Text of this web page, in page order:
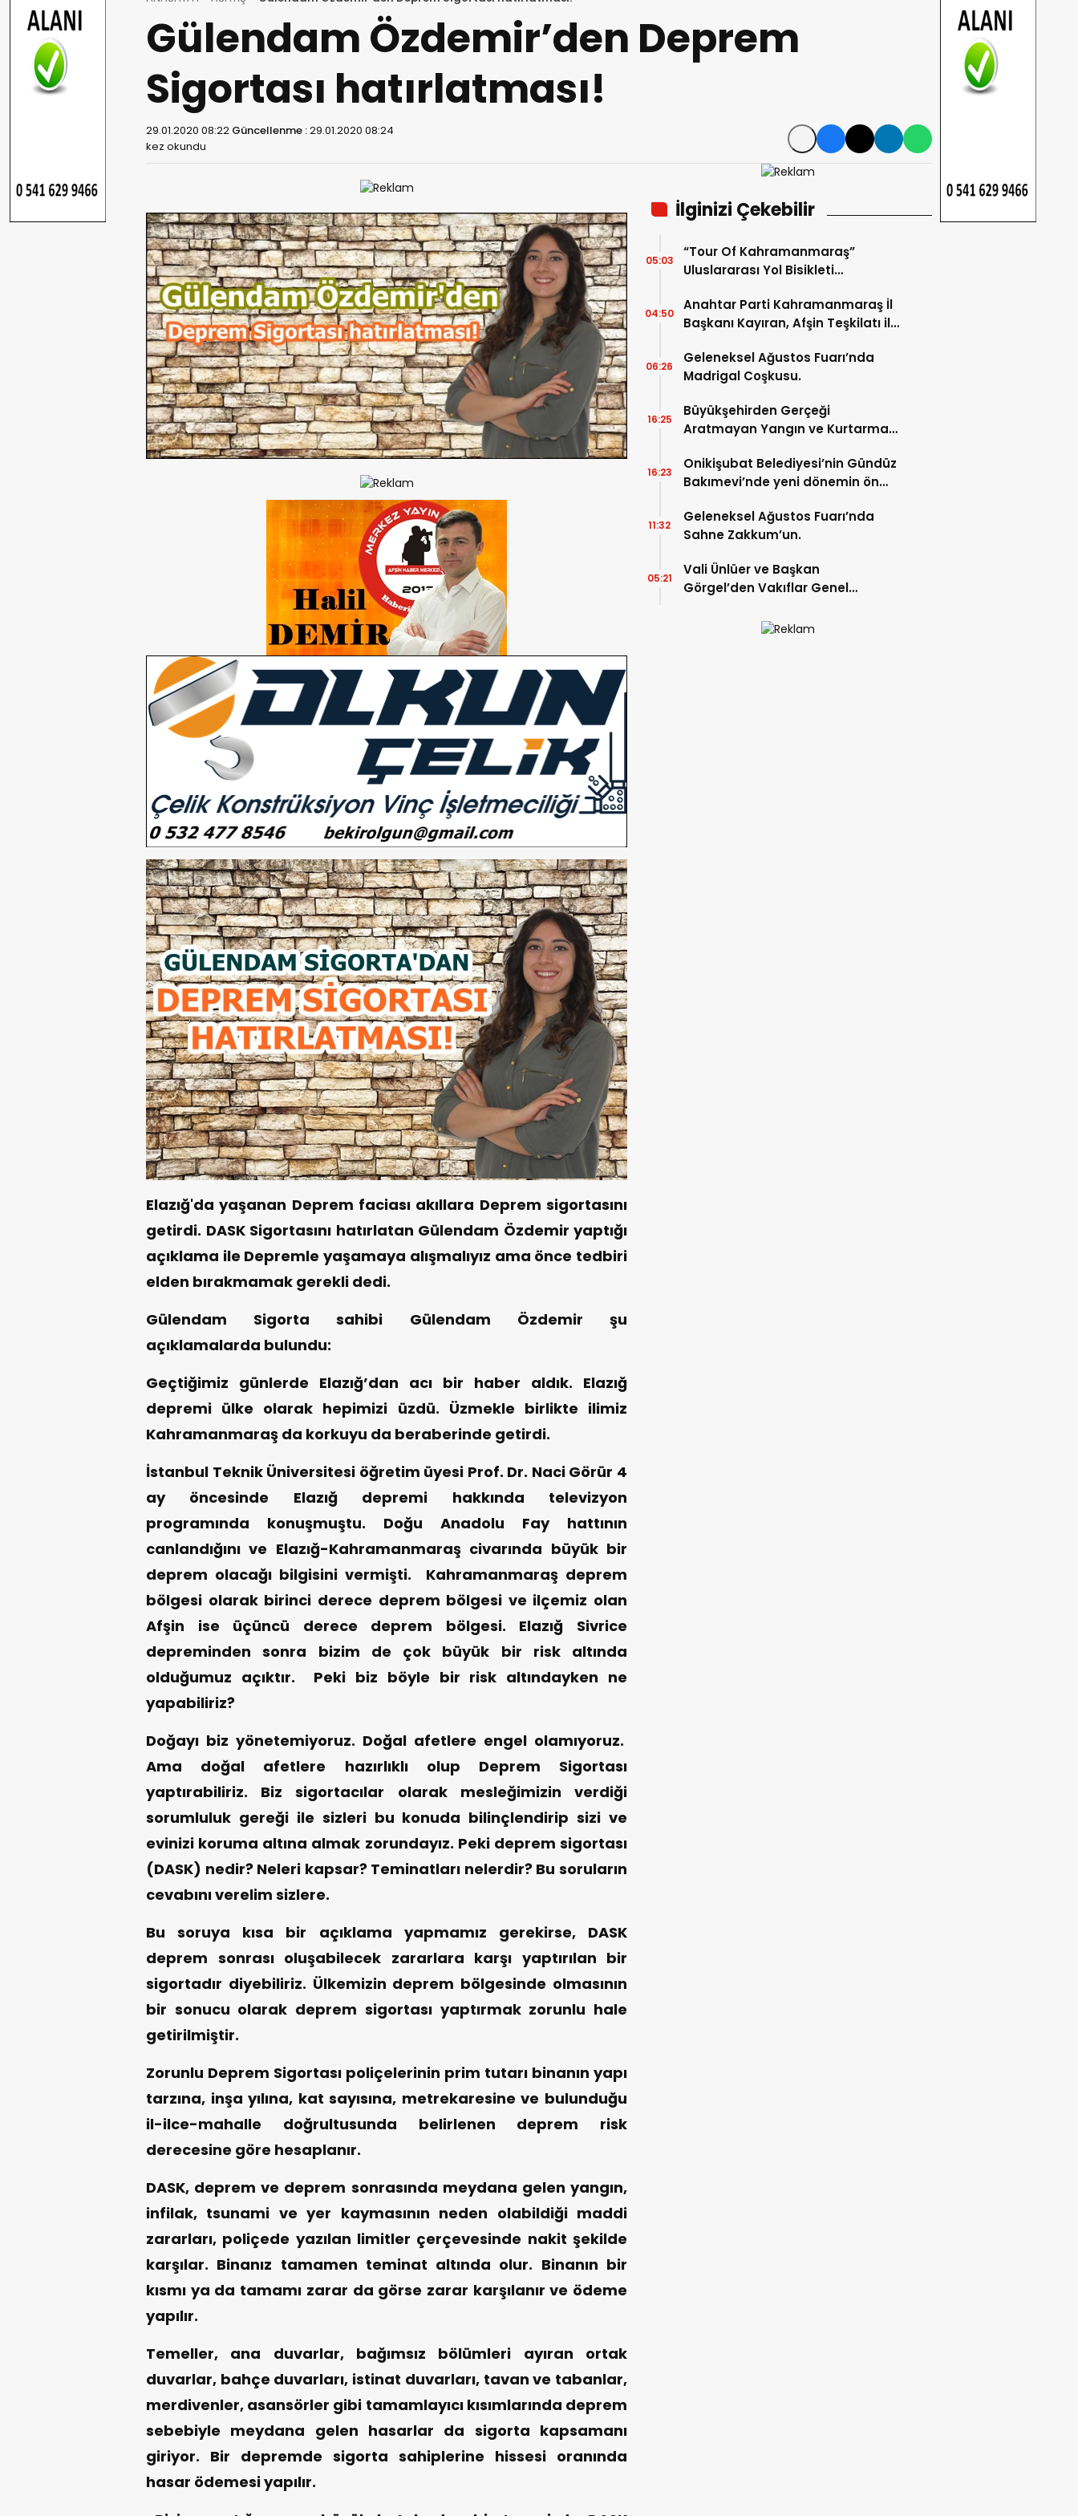
Gülendam Özdemir’den Deprem
Sigortası hatırlatması!
29.01.2020 08:22 Güncellenme :29.01.2020 08:24
kez okundu
Elazığ'da yaşanan Deprem faciası akıllara Deprem sigortasını
getirdi. DASK Sigortasını hatırlatan Gülendam Özdemir yaptığı
açıklama ile Depremle yaşamaya alışmalıyız ama önce tedbiri
elden bırakmamak gerekli dedi.
Gülendam Sigorta sahibi Gülendam Özdemir şu
açıklamalarda bulundu:
Geçtiğimiz günlerde Elazığ’dan acı bir haber aldık. Elazığ
depremi ülke olarak hepimizi üzdü. Üzmekle birlikte ilimiz
Kahramanmaraş da korkuyu da beraberinde getirdi.
İstanbul Teknik Üniversitesi öğretim üyesi Prof. Dr. Naci Görür 4
ay öncesinde Elazığ depremi hakkında televizyon
programında konuşmuştu. Doğu Anadolu Fay hattının
canlandığını ve Elazığ-Kahramanmaraş civarında büyük bir
deprem olacağı bilgisini vermişti. Kahramanmaraş deprem
bölgesi olarak birinci derece deprem bölgesi ve ilçemiz olan
Afşin ise üçüncü derece deprem bölgesi. Elazığ Sivrice
depreminden sonra bizim de çok büyük bir risk altında
olduğumuz açıktır. Peki biz böyle bir risk altındayken ne
yapabiliriz?
Doğayı biz yönetemiyoruz. Doğal afetlere engel olamıyoruz.
Ama doğal afetlere hazırlıklı olup Deprem Sigortası
yaptırabiliriz. Biz sigortacılar olarak mesleğimizin verdiği
sorumluluk gereği ile sizleri bu konuda bilinçlendirip sizi ve
evinizi koruma altına almak zorundayız. Peki deprem sigortası
(DASK) nedir? Neleri kapsar? Teminatları nelerdir? Bu soruların
cevabını verelim sizlere.
Bu soruya kısa bir açıklama yapmamız gerekirse, DASK
deprem sonrası oluşabilecek zararlara karşı yaptırılan bir
sigortadır diyebiliriz. Ülkemizin deprem bölgesinde olmasının
bir sonucu olarak deprem sigortası yaptırmak zorunlu hale
getirilmiştir.
Zorunlu Deprem Sigortası poliçelerinin prim tutarı binanın yapı
tarzına, inşa yılına, kat sayısına, metrekaresine ve bulunduğu
il-ilce-mahalle doğrultusunda belirlenen deprem risk
derecesine göre hesaplanır.
DASK, deprem ve deprem sonrasında meydana gelen yangın,
infilak, tsunami ve yer kaymasının neden olabildiği maddi
zararları, poliçede yazılan limitler çerçevesinde nakit şekilde
karşılar. Binanız tamamen teminat altında olur. Binanın bir
kısmı ya da tamamı zarar da görse zarar karşılanır ve ödeme
yapılır.
Temeller, ana duvarlar, bağımsız bölümleri ayıran ortak
duvarlar, bahçe duvarları, istinat duvarları, tavan ve tabanlar,
merdivenler, asansörler gibi tamamlayıcı kısımlarında deprem
sebebiyle meydana gelen hasarlar da sigorta kapsamanı
giriyor. Bir depremde sigorta sahiplerine hissesi oranında
hasar ödemesi yapılır.
İlginizi Çekebilir
“Tour Of Kahramanmaraş”
Uluslararası Yol Bisikleti
05:03
Anahtar Parti Kahramanmaraş İl
Başkanı Kayıran, Afşin Teşkilatı ile
04:50
Geleneksel Ağustos Fuarı’nda
Madrigal Coşkusu.
06:26
Büyükşehirden Gerçeği
Aratmayan Yangın ve Kurtarma
16:25
Onikişubat Belediyesi’nin Gündüz
Bakımevi’nde yeni dönemin ön
16:23
Geleneksel Ağustos Fuarı’nda
Sahne Zakkum’un.
11:32
Vali Ünlüer ve Başkan
Görgel’den Vakıflar Genel
05:21